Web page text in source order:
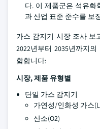
다. 이 제품군은 석유화
과 산업 표준 준수를 보
가스 감지기 시장 조사 보
2022년부터 2035년까지
함합니다:
시장, 제품 유형별
단일 가스 감지기
가연성/인화성 가스
산소(O2)